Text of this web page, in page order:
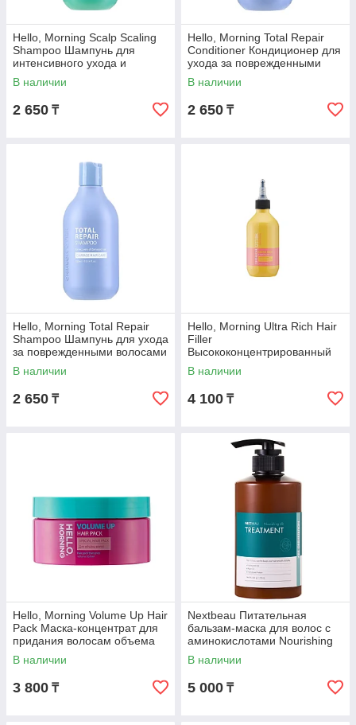
Hello, Morning Scalp Scaling
Shampoo Шампунь для
интенсивного ухода и
очищения кожи головы 300
мл
В наличии
2 650 ₸
Hello, Morning Total Repair
Conditioner Кондиционер для
ухода за поврежденными
волосами 300 мл
В наличии
2 650 ₸
Hello, Morning Total Repair
Shampoo Шампунь для ухода
за поврежденными волосами
300 мл
В наличии
2 650 ₸
Hello, Morning Ultra Rich Hair
Filler
Высококонцентрированный
питательный филлер-
наполнитель для волоc 200
В наличии
4 100 ₸
Hello, Morning Volume Up Hair
Pack Маска-концентрат для
придания волосам объема
200 мл
В наличии
3 800 ₸
Nextbeau Питательная
бальзам-маска для волос с
аминокислотами Nourishing
Silk Treatment 500мл
В наличии
5 000 ₸